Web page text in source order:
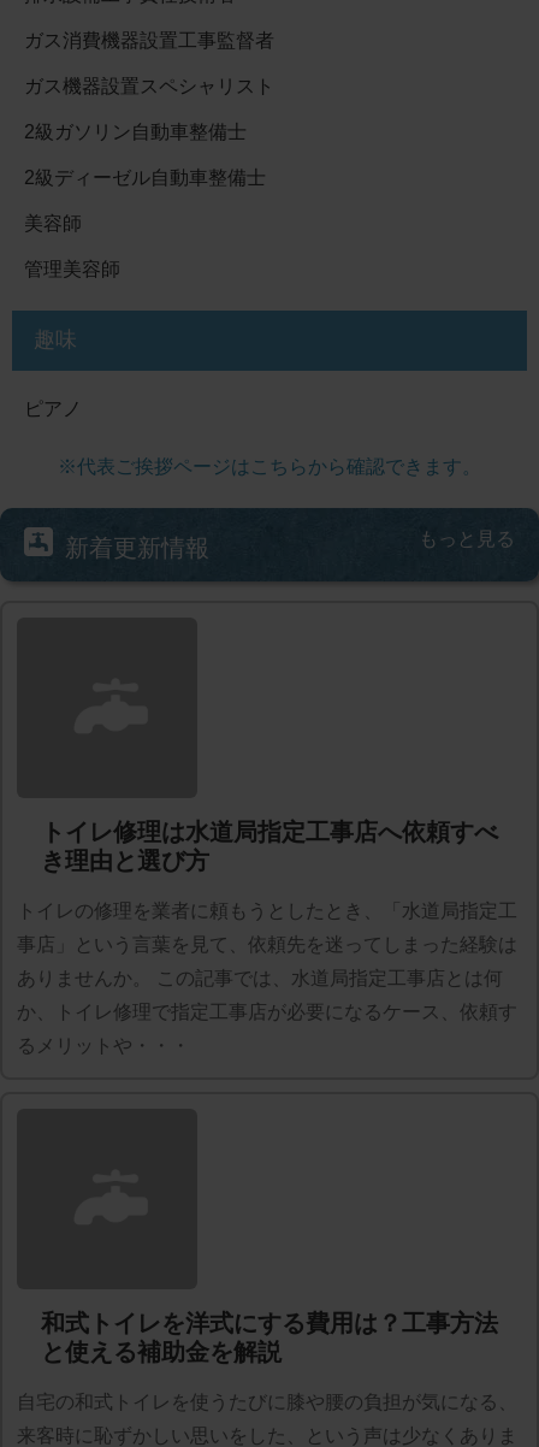
ガス消費機器設置工事監督者
ガス機器設置スペシャリスト
2級ガソリン自動車整備士
2級ディーゼル自動車整備士
美容師
管理美容師
趣味
ピアノ
※代表ご挨拶ページはこちらから確認できます。
新着更新情報 もっと見る
トイレ修理は水道局指定工事店へ依頼すべ
き理由と選び方
トイレの修理を業者に頼もうとしたとき、「水道局指定工
事店」という言葉を見て、依頼先を迷ってしまった経験は
ありませんか。 この記事では、水道局指定工事店とは何
か、トイレ修理で指定工事店が必要になるケース、依頼す
るメリットや・・・
和式トイレを洋式にする費用は？工事方法
と使える補助金を解説
自宅の和式トイレを使うたびに膝や腰の負担が気になる、
来客時に恥ずかしい思いをした、という声は少なくありま